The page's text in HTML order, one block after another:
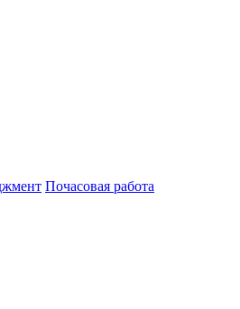
Почасовая работа